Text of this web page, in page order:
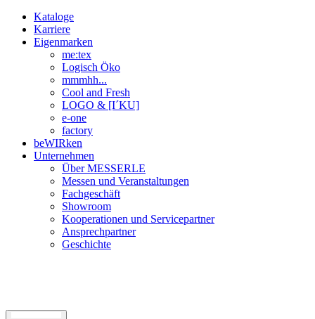
Kataloge
Karriere
Eigenmarken
me:tex
Logisch Öko
mmmhh...
Cool and Fresh
LOGO & [I´KU]
e-one
factory
beWIRken
Unternehmen
Über MESSERLE
Messen und Veranstaltungen
Fachgeschäft
Showroom
Kooperationen und Servicepartner
Ansprechpartner
Geschichte